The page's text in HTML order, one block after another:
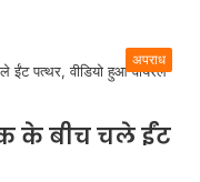
अपराध
के बीच चले ईंट